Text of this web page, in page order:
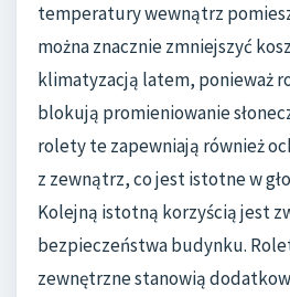
temperatury wewnątrz
można znacznie zmniejszyć
klimatyzacją latem, ponieważ
blokują promieniowanie
rolety te zapewniają również
z zewnątrz, co jest istotne w
Kolejną istotną korzyścią jest
bezpieczeństwa budynku.
zewnętrzne stanowią